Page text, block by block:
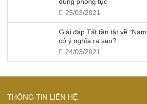
25/03/2021
Giải đáp Tất tần tật về
có ý nghĩa ra sao?
24/03/2021
THÔNG TIN LIÊN HỆ